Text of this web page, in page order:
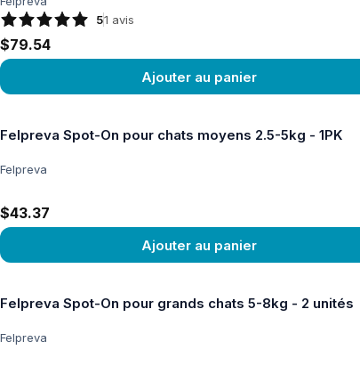
51 avis
$79.54
Ajouter au panier
Felpreva Spot-On pour chats moyens 2.5-5kg - 1PK
Felpreva
$43.37
Ajouter au panier
Felpreva Spot-On pour grands chats 5-8kg - 2 unités
Felpreva